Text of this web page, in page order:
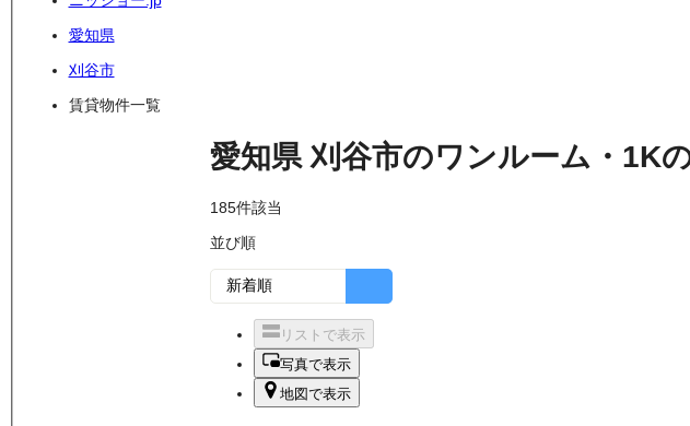
愛知県
刈谷市
賃貸物件一覧
愛知県 刈谷市のワンルーム・1K
185件該当
並び順
リストで表示
写真で表示
地図で表示